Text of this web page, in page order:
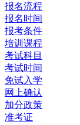
报名流程
报名时间
报考条件
培训课程
考试科目
考试时间
免试入学
网上确认
加分政策
准考证